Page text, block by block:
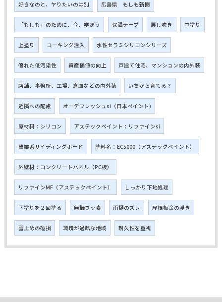
好きなのと、ヤりたいのは別 広島県 もしも新聞
「もしも」のために、今、学ぼう 保温テープ 戻し吹き 中塗り
上塗り コーキング注入 水性セラミシリコンシリーズ
優れた低汚染性 資産価値の向上 戸建て住宅、マンションの内外装
店舗、事務所、工場、倉庫などの内外装 いちから育てる？
近隣への配慮 オーデフレッシュsi（日本ペイント)
原材料：シリコン アステックペイント：リファインsi
窯業系サイディングボード 塗料名：EC5000（アステックペイント）
外壁材：コンクリートパネル（PC板）
リファインMF（アステックペイント） しっかり下地処理
下塗りを２回塗る 無機フッ素 雨樋のズレ 屋根板金の浮き
雪止めの破損 環境が過酷な地域 耐久性を重視